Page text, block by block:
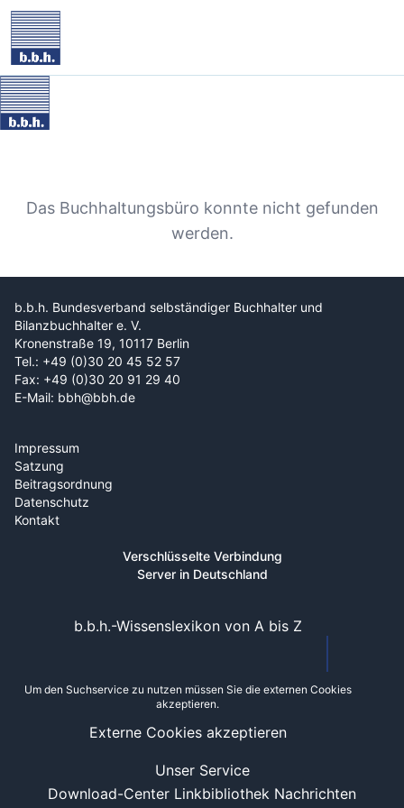
Das Buchhaltungsbüro konnte nicht gefunden
werden.
b.b.h. Bundesverband selbständiger Buchhalter und
Bilanzbuchhalter e. V.
Kronenstraße 19, 10117 Berlin
Tel.: +49 (0)30 20 45 52 57
Fax: +49 (0)30 20 91 29 40
E-Mail: bbh@bbh.de
Impressum
Satzung
Beitragsordnung
Datenschutz
Kontakt
Verschlüsselte Verbindung
Server in Deutschland
Unser Service
Download-Center Linkbibliothek Nachrichten
b.b.h.-Wissenslexikon von A bis Z
Um den Suchservice zu nutzen müssen Sie die externen Cookies
akzeptieren.
Externe Cookies akzeptieren